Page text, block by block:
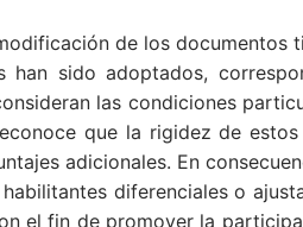
de los
sido adoptados,
las condiciones
que la rigidez de
adicionales. En
diferenciales o
el fin de promover la